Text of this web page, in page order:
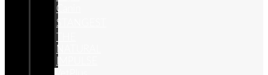
Canin
STANGEST
NATURAL